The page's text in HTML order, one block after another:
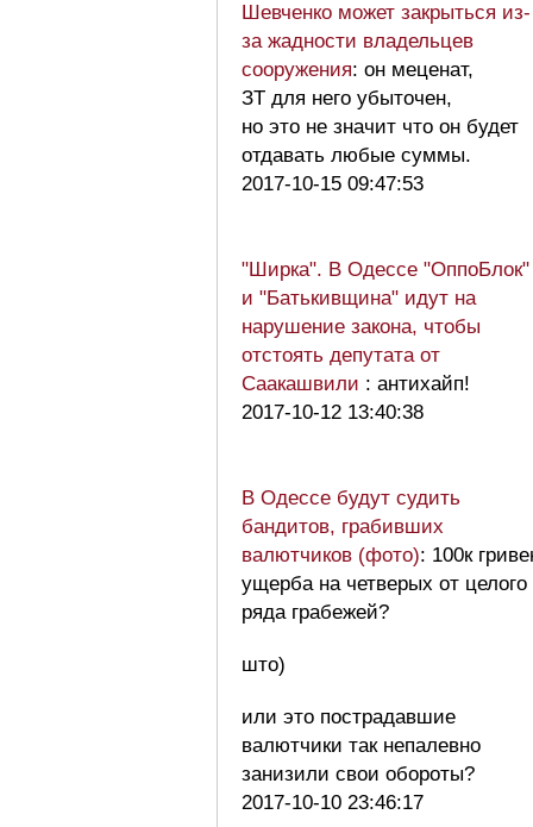
Шевченко может закрыться из-
за жадности владельцев
сооружения: он меценат,
ЗТ для него убыточен,
но это не значит что он будет
отдавать любые суммы.
2017-10-15 09:47:53
"Ширка". В Одессе "ОппоБлок"
и "Батькивщина" идут на
нарушение закона, чтобы
отстоять депутата от
Саакашвили : антихайп!
2017-10-12 13:40:38
В Одессе будут судить
бандитов, грабивших
валютчиков (фото): 100к
ущерба на четверых от целого
ряда грабежей?
што)
или это пострадавшие
валютчики так непалевно
занизили свои обороты?
2017-10-10 23:46:17